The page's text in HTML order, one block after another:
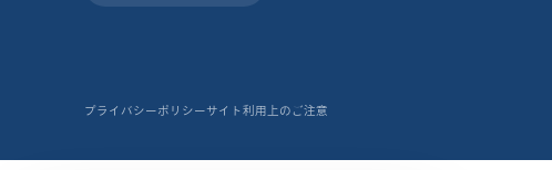
プライバシーポリシーサイト利用上のご注意